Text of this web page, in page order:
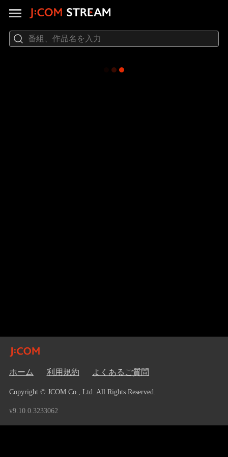
ホーム 利用規約 よくあるご質問
Copyright © JCOM Co., Ltd. All Rights Reserved.
v9.10.0.3233062